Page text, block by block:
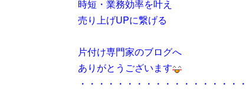
時短・業務効率を叶え
売り上げUPに繋げる
片付け専門家のブログへ
ありがとうございます
・・・・・・・・・・・・・・・・・・